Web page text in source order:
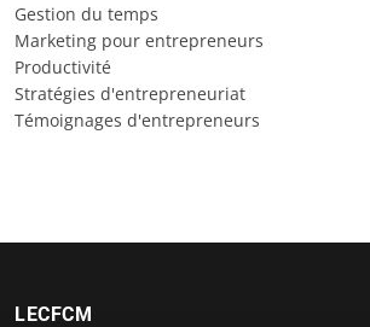
Gestion du temps
Marketing pour entrepreneurs
Productivité
Stratégies d'entrepreneuriat
Témoignages d'entrepreneurs
LECFCM